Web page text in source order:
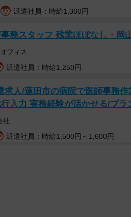
派遣社員：時給1,300円
務スタッフ 残業ほぼなし・岡
フィス
派遣社員：時給1,250円
求人/蓮田市の病院で医師事務
入力 実務経験が活かせる/ブラ
社
派遣社員：時給1,500円～1,600円